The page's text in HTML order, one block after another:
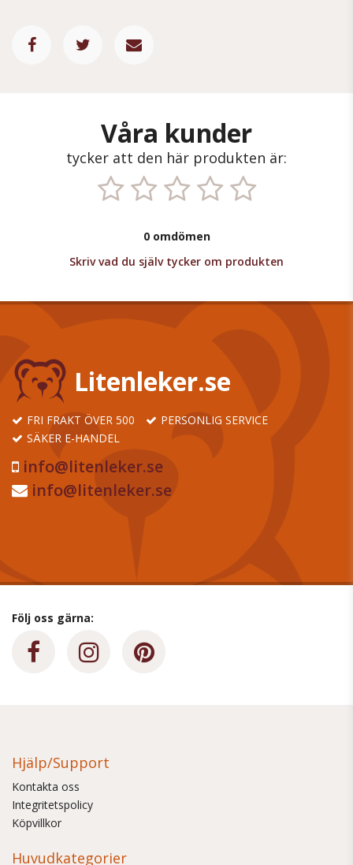
Våra kunder
tycker att den här produkten är:
0 omdömen
Skriv vad du själv tycker om produkten
Litenleker.se
FRI FRAKT ÖVER 500
PERSONLIG SERVICE
SÄKER E-HANDEL
info@litenleker.se
info@litenleker.se
Följ oss gärna:
Hjälp/Support
Kontakta oss
Integritetspolicy
Köpvillkor
Huvudkategorier